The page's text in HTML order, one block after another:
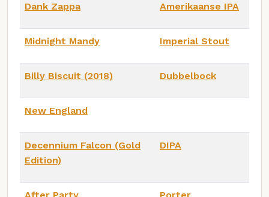
Dank Zappa Amerikaanse IPA
Midnight Mandy Imperial Stout
Billy Biscuit (2018) Dubbelbock
New England
Decennium Falcon (Gold
Edition)
DIPA